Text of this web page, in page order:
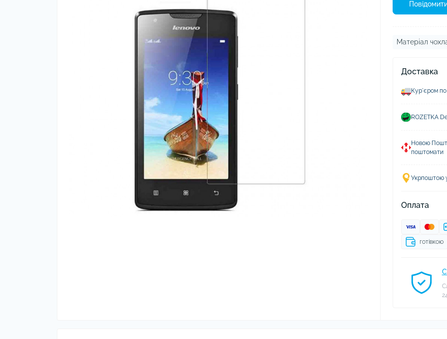
Чохли для навушників
Матеріал
Доставка
Курʼєром
ROZETKA
Новою
поштомати
Укрпоштою у
Оплата
готівкою